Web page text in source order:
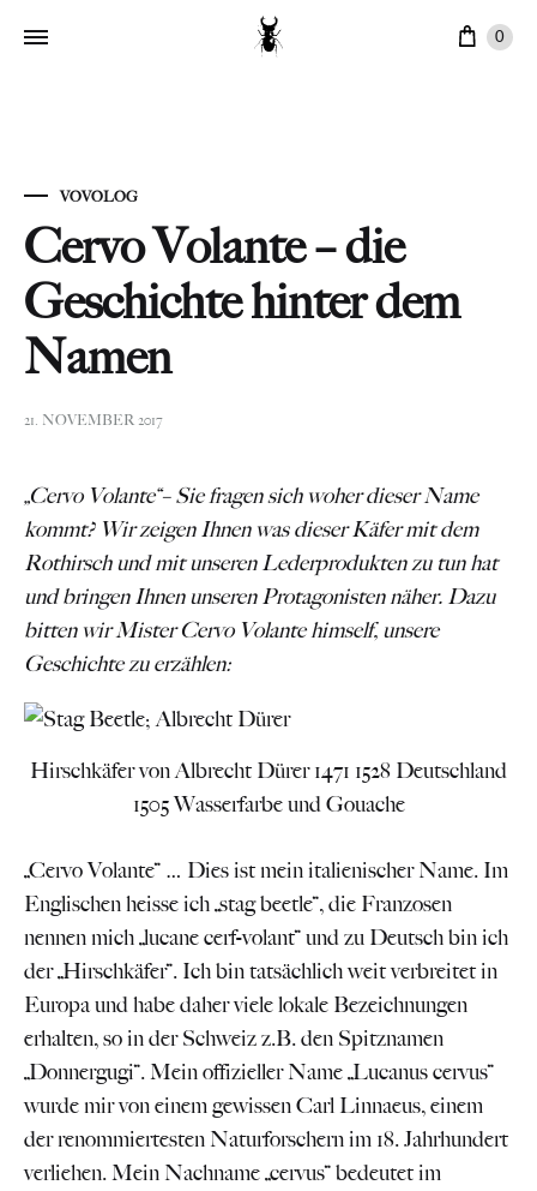
0
VOVOLOG
Cervo Volante – die
Geschichte hinter dem
Namen
21. NOVEMBER 2017
„Cervo Volante“– Sie fragen sich woher dieser Name
kommt? Wir zeigen Ihnen was dieser Käfer mit dem
Rothirsch und mit unseren Lederprodukten zu tun hat
und bringen Ihnen unseren Protagonisten näher. Dazu
bitten wir Mister Cervo Volante himself, unsere
Geschichte zu erzählen:
Hirschkäfer von Albrecht Dürer 1471 1528 Deutschland
1505 Wasserfarbe und Gouache
„Cervo Volante“ … Dies ist mein italienischer Name. Im
Englischen heisse ich „stag beetle“, die Franzosen
nennen mich „lucane cerf-volant“ und zu Deutsch bin ich
der „Hirschkäfer“. Ich bin tatsächlich weit verbreitet in
Europa und habe daher viele lokale Bezeichnungen
erhalten, so in der Schweiz z.B. den Spitznamen
„Donnergugi“. Mein offizieller Name „Lucanus cervus“
wurde mir von einem gewissen Carl Linnaeus, einem
der renommiertesten Naturforschern im 18. Jahrhundert
verliehen. Mein Nachname „cervus“ bedeutet im